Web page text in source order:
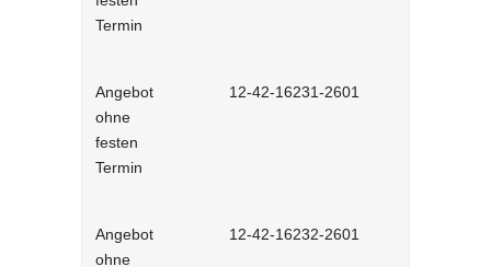
Termin
Angebot
ohne
festen
Termin
12-42-16231-2601
Angebot
ohne
12-42-16232-2601